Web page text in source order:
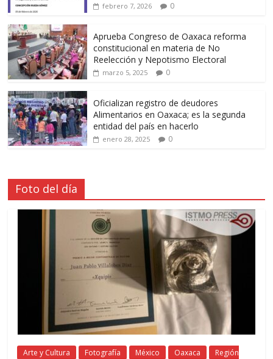
febrero 7, 2026 0
Aprueba Congreso de Oaxaca reforma
constitucional en materia de No
Reelección y Nepotismo Electoral
marzo 5, 2025 0
Oficializan registro de deudores
Alimentarios en Oaxaca; es la segunda
entidad del país en hacerlo
enero 28, 2025 0
Foto del día
Arte y Cultura Fotografía México Oaxaca
Región